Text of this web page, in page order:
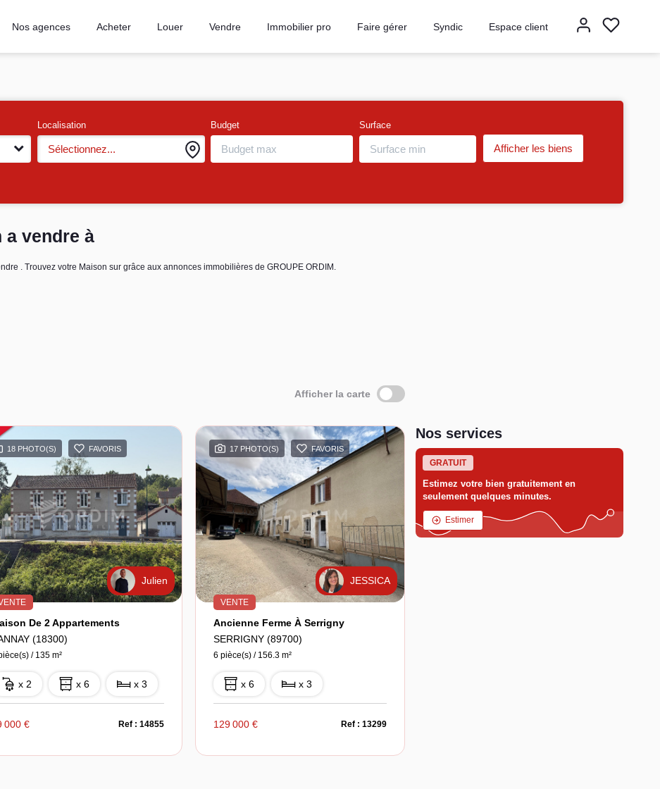
Nos agences Acheter Louer Vendre Immobilier pro Faire gérer Syndic Espace client
Localisation
Sélectionnez...
Budget Surface
a vendre à
. Trouvez votre Maison sur grâce aux annonces immobilières de GROUPE ORDIM.
Afficher la carte
18 PHOTO(S) FAVORIS
Julien
De 2 Appartements
(18300)
/ 135 m²
x 2 x 6 x 3
000 € Ref : 14855
17 PHOTO(S) FAVORIS
JESSICA
VENTE
Ancienne Ferme À Serrigny
SERRIGNY (89700)
6 pièce(s) / 156.3 m²
x 6 x 3
129 000 € Ref : 13299
Nos services
GRATUIT
Estimez votre bien gratuitement en
seulement quelques minutes.
Estimer